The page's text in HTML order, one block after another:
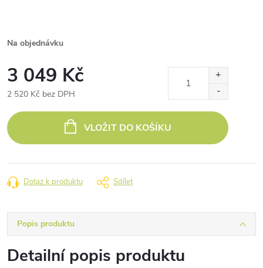
Na objednávku
3 049 Kč
2 520 Kč bez DPH
cena:
VLOŽIT DO KOŠÍKU
Dotaz k produktu Sdílet
Popis produktu
Detailní popis produktu